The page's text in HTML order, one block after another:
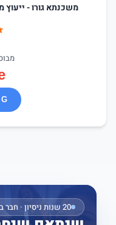
משכנתא גורו -
מבוסס
20 שנות ניסיון · חבר בהתאחדות